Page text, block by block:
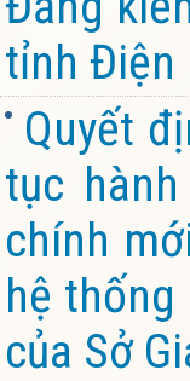
tỉnh Điện
Quyết
tục
chính
hệ
của Sở